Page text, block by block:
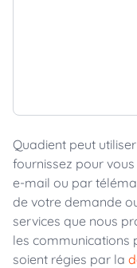
Quadient peut
fournissez pour
e-mail ou par
de votre demande
services que nous
les communications
soient régies par la